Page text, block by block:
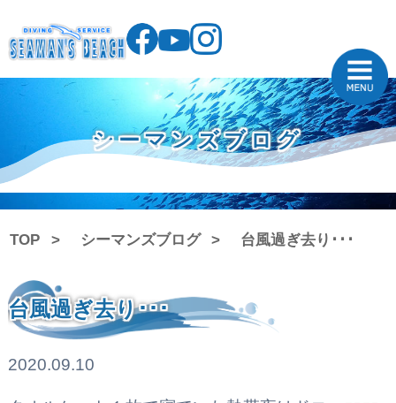
シーマンズブログ
TOP シーマンズブログ 台風過ぎ去り･･･
台風過ぎ去り･･･
2020.09.10